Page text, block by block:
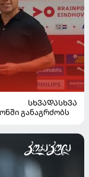
ᲡᲮᲕᲐᲓᲐᲡᲮᲕᲐ
განაგრძობს